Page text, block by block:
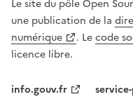
Le site du pôle Open
une publication de la
numérique
. Lecode
licence libre.
info.gouv.fr